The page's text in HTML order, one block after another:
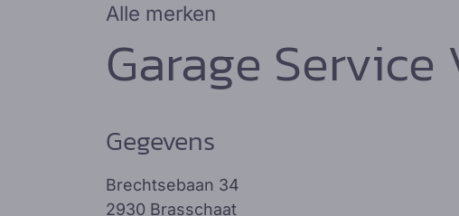
Alle merken
Garage Service
Gegevens
Brechtsebaan 34
2930 Brasschaat